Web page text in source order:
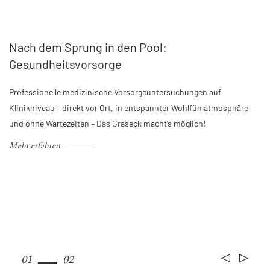
Nach dem Sprung in den Pool:
Gesundheitsvorsorge
Professionelle medizinische Vorsorgeuntersuchungen auf
Klinikniveau – direkt vor Ort, in entspannter Wohlfühlatmosphäre
und ohne Wartezeiten – Das Graseck macht’s möglich!
Mehr erfahren
Zimmer & Preise
01 02